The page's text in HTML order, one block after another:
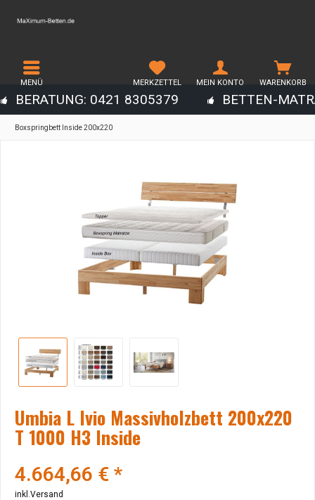
BERATUNG: 0421 8305379 BETTEN-
MENÜ WARENKORB
MERKZETTEL MEIN KONTO
Boxspringbett Inside 200x220
Umbia L Ivio Massivholzbett 200x220
T 1000 H3 Inside
4.664,66 € *
inkl.Versand